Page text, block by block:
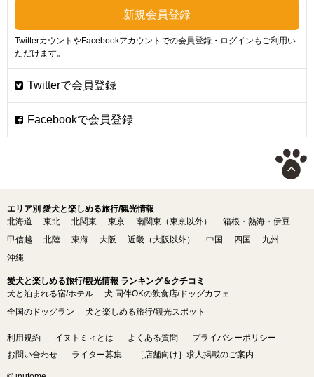
TwitterカウントやFacebookアカウントでの会員登録・ログインもご利用い
ただけます。
エリア別 愛犬と楽しめる旅行/観光情報
北海道
東北 北関東 東京 南関東（東京以外）
箱根・熱海・伊豆
甲信越
北陸 東海 大阪 近畿（大阪以外） 中国 四国
九州
沖縄
愛犬と楽しめる旅行/観光情報 ランキング＆クチコミ
犬と泊まれる宿/ホテル
犬 同伴OKの飲食店/ドッグカフェ
全国のドッグラン
犬と楽しめる旅行/観光スポット
利用規約 イヌトミィとは よくある質問
プライバシーポリシー
お問い合わせ
ライター募集 ［店舗向け］求人掲載のご案内